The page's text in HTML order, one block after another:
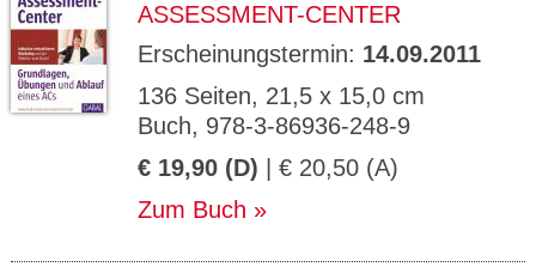
ASSESSMENT-CENTER
Erscheinungstermin: 14.09.2011
136 Seiten, 21,5 x 15,0 cm
Buch, 978-3-86936-248-9
€ 19,90 (D) | € 20,50 (A)
Zum Buch